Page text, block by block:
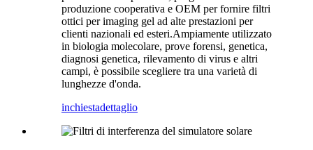
produzione cooperativa e OEM per fornire filtri
ottici per imaging gel ad alte prestazioni per
clienti nazionali ed esteri.Ampiamente utilizzato
in biologia molecolare, prove forensi, genetica,
diagnosi genetica, rilevamento di virus e altri
campi, è possibile scegliere tra una varietà di
lunghezze d'onda.
inchiestadettaglio